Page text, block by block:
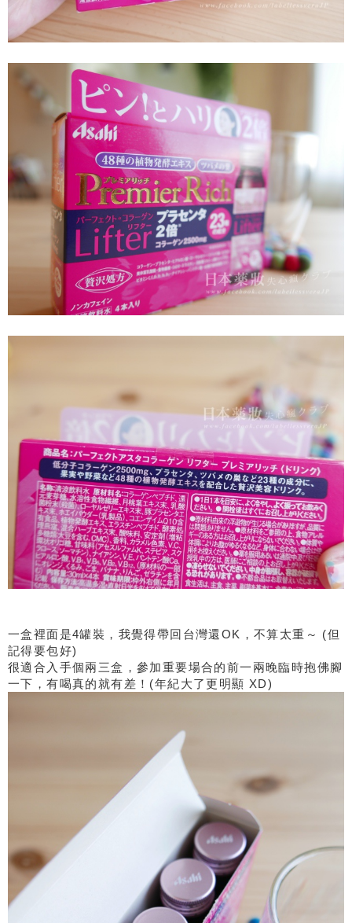
一盒裡面是4罐裝，我覺得帶回台灣還OK，不算太重～ (但
記得要包好)
很適合入手個兩三盒，參加重要場合的前一兩晚臨時抱佛腳
一下，有喝真的就有差！(年紀大了更明顯 XD)